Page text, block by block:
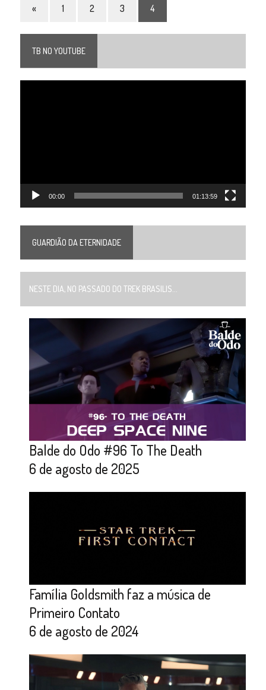
« 1 2 3 4
TB NO YOUTUBE
00:00 01:13:59
GUARDIÃO DA ETERNIDADE
NESTE DIA, NO PASSADO DO TREK BRASILIS...
Balde do Odo #96 To The Death
6 de agosto de 2025
Família Goldsmith faz a música de
Primeiro Contato
6 de agosto de 2024